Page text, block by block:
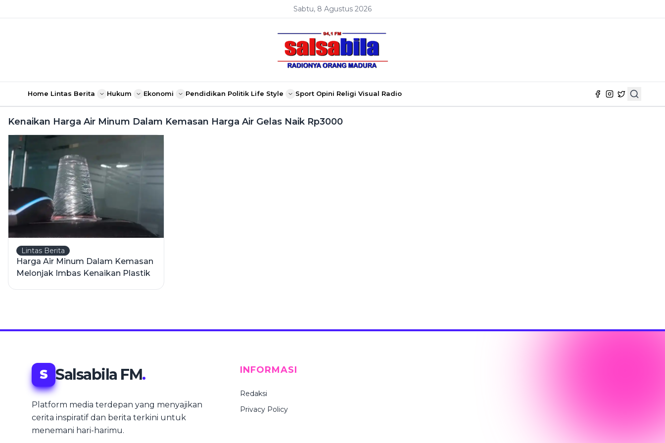
Sabtu, 8 Agustus 2026
Home Lintas Berita Hukum Ekonomi Pendidikan Politik Life Style Sport Opini Religi Visual Radio
Kenaikan Harga Air Minum Dalam Kemasan Harga Air Gelas Naik Rp3000
Lintas Berita
Harga Air Minum Dalam Kemasan
Melonjak Imbas Kenaikan Plastik
S Salsabila FM.
Platform media terdepan yang menyajikan
cerita inspiratif dan berita terkini untuk
menemani hari-harimu.
INFORMASI
Redaksi
Privacy Policy